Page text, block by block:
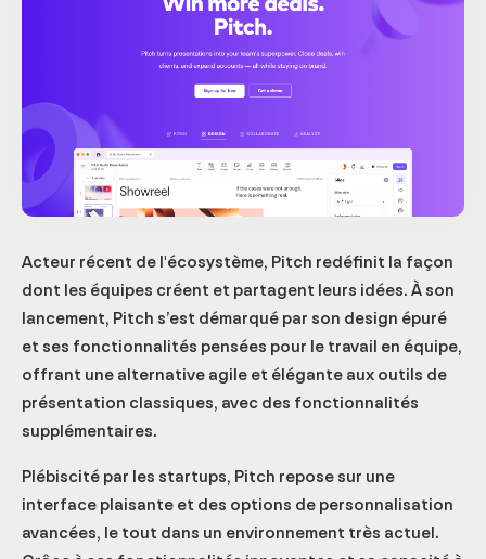
Acteur récent de l'écosystème, Pitch redéfinit la façon
dont les équipes créent et partagent leurs idées. À son
lancement, Pitch s’est démarqué par son design épuré
et ses fonctionnalités pensées pour le travail en équipe,
offrant une alternative agile et élégante aux outils de
présentation classiques, avec des fonctionnalités
supplémentaires.
Plébiscité par les startups, Pitch repose sur une
interface plaisante et des options de personnalisation
avancées, le tout dans un environnement très actuel.